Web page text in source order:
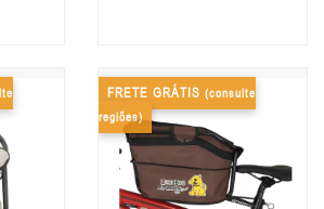
FRETE GRÁTIS (consulte
regiões)